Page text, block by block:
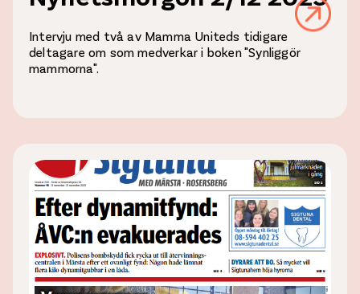
Intervju med två av Mamma Uniteds tidigare
deltagare om som medverkar i boken "Synliggör
mammorna".